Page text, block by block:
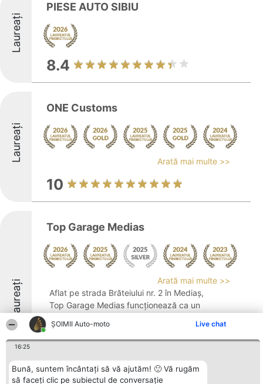
ȘOIMII Auto-moto Live chat
16:25
Bună, suntem încântați să vă ajutăm! 🙂 Vă rugăm
să faceți clic pe subiectul de conversație
Laureați
PIESE AUTO SIBIU
8.4
Laureați
ONE Customs
Arată mai multe >>
10
Laureați
Top Garage Medias
Arată mai multe >>
Aflat pe strada Brăteiului nr. 2 în Mediaș,
Top Garage Medias funcționează ca un
complete pentru întreținerea și repararea
autovehiculelor. Atelierul se remarcă prin
8.5